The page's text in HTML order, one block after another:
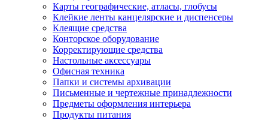
Карты географические, атласы, глобусы
Клейкие ленты канцелярские и диспенсеры
Клеящие средства
Конторское оборудование
Корректирующие средства
Настольные аксессуары
Офисная техника
Папки и системы архивации
Письменные и чертежные принадлежности
Предметы оформления интерьера
Продукты питания